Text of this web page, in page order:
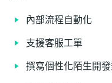
內部流程自動化
支援客服工單
撰寫個性化陌生開